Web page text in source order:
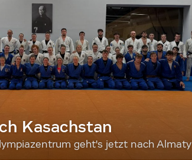
Kasachstan
geht's jetzt nach Almaty